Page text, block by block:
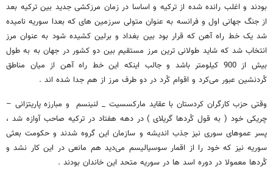
بودند و اغلب رانده شده از ترکیه و اساسا در زمان مرزکشی جدید بین ترکیه بعد
از جنگ جهانی اول و فرانسه به عنوان متولی سرزمین های که بعدا سوریه نامیده
شد یک خط راه آهن که قرار بود بین بغداد و برلین کشیده شود به عنوان مرز
انتخاب شد که شاید طولانی ترین مرز مستقیم بین دو کشور در جهان به به طول
بیش از 900 کیلومتر باشد و جالب اینکه این خط راه آهن از میان مناطق
کُردنشین عبور می‌کرد و اقوام کُرد در دو طرف مرز از هم جدا شده اند .
وقتی حزب کارگران کردستان با عقاید مارکسسیت _ لنینسم و مبارزه پاریتزانی –
چریکی خود ( به قول کُردها گریلای ) در دهه هفتاد در ترکیه صاحب آوازه شد ،
پسر عموهای سوری نیز جذب اندیشه و سازمان این گروه شدند و حکومت بعثی
سوریه نیز که خود را از اقمار سوسیالیسم می‌دید هم مانعی در این کار نشد و
کُردها معمولا در دوره اسد ها در سوریه متحد این خاندان بودند .